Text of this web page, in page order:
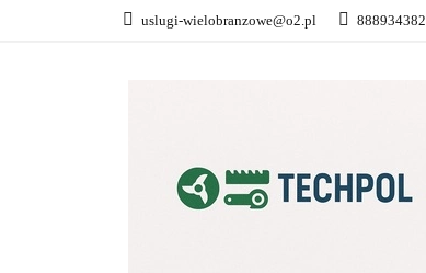
uslugi-wielobranzowe@o2.pl 888934382